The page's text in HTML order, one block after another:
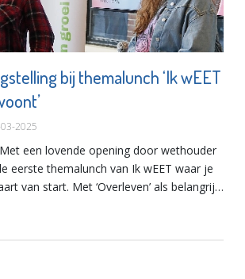
bij themalunch ‘Ik wEET
2025
een lovende opening door wethouder
eerste themalunch van Ik wEET waar je
van start. Met ‘Overleven’ als belangrijk